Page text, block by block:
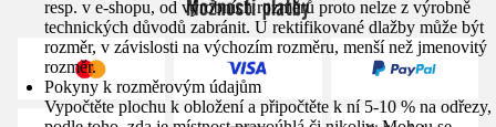
resp. v e-shopu, od výrobních rozměrů proto nelze z výrobně
technických důvodů zabránit. U rektifikované dlažby může být
rozměr, v závislosti na výchozím rozměru, menší než jmenovitý
rozměr.
Pokyny k rozměrovým údajům
Vypočtěte plochu k obložení a připočtěte k ní 5-10 % na odřezy,
Možnosti platby